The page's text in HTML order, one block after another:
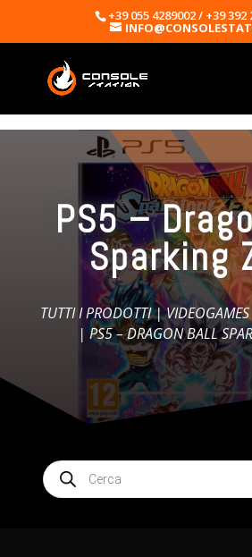
+39 055 4289002 / +39 392
PS5 –
Sparking
TUTTI I PRODOTTI|VIDEOGAMES
| PS5 – DRAGON BALL
Products
search